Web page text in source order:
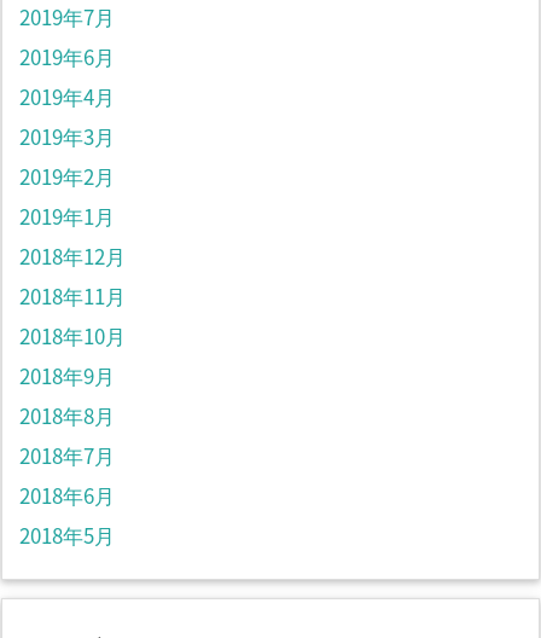
2019年7月
2019年6月
2019年4月
2019年3月
2019年2月
2019年1月
2018年12月
2018年11月
2018年10月
2018年9月
2018年8月
2018年7月
2018年6月
2018年5月